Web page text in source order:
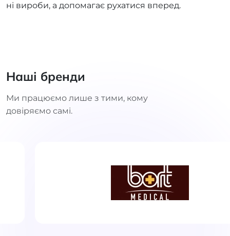
ні вироби, а допомагає рухатися вперед.
Наші бренди
Ми працюємо лише з тими, кому
довіряємо самі.